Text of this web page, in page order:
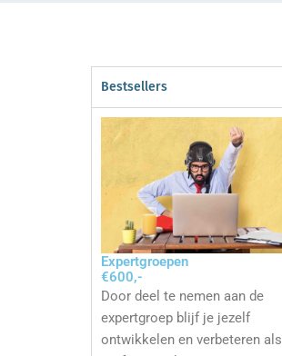
Bestsellers
Expertgroepen
€600,-
Door deel te nemen aan de
expertgroep blijf je jezelf
ontwikkelen en verbeteren als